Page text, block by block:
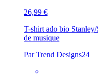
26,99 €
T-shirt ado bio Stanley/
de musique
Par Trend Designs24